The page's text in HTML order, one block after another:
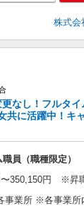
株式会
更なし！フルタ
共に活躍中！キ
員（職種限定）
〜350,150円 ※昇
事業所 ※各事業所